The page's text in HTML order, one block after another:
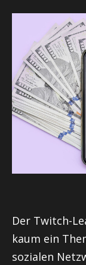
Der Twitch-
kaum ein
sozialen